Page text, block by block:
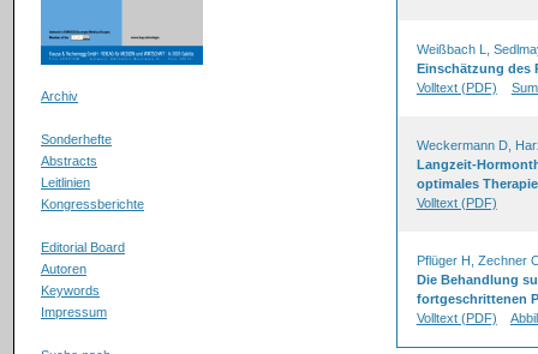
Archiv
Sonderhefte
Abstracts
Leitlinien
Kongressberichte
Editorial Board
Autoren
Keywords
Impressum
Weißbach L,
Einschätzung des
Volltext (PDF)
Weckermann D,
Langzeit-
optimales
Volltext (PDF)
Pflüger H, Zechner
Die Behandlung
fortgeschrittenen
Volltext (PDF)